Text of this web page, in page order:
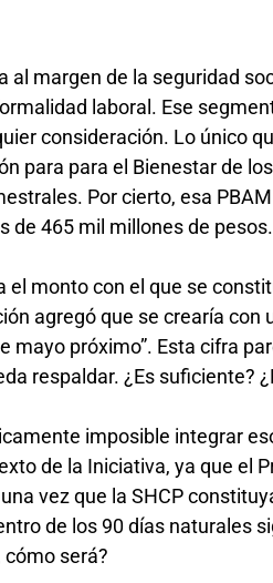
al margen de la seguridad
laboral. Ese
consideración. Lo único
para el Bienestar de los
Por cierto, esa
de 465 mil millones de pesos.
el monto con el que se
agregó que se crearía con
mayo próximo”. Esta cifra
respaldar. ¿Es suficiente?
imposible integrar
de la Iniciativa, ya que el
vez que la SHCP
de los 90 días naturales
cómo será?